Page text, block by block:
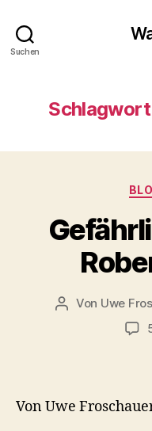
Suchen
Beitragsautor
Von Uwe
Von Uwe